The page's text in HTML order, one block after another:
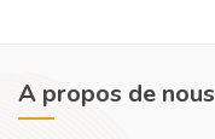
A propos de nous